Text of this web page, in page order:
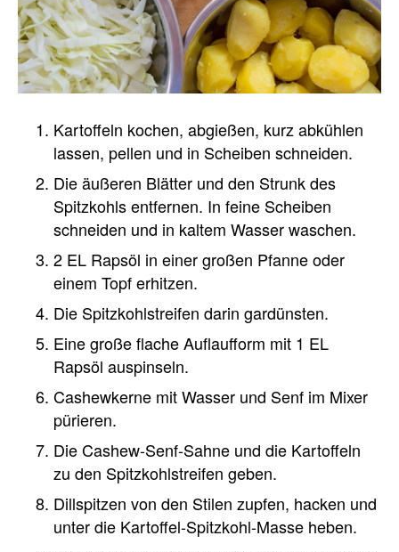
Kartoffeln kochen, abgießen, kurz abkühlen
lassen, pellen und in Scheiben schneiden.
Die äußeren Blätter und den Strunk des
Spitzkohls entfernen. In feine Scheiben
schneiden und in kaltem Wasser waschen.
2 EL Rapsöl in einer großen Pfanne oder
einem Topf erhitzen.
Die Spitzkohlstreifen darin gardünsten.
Eine große flache Auflaufform mit 1 EL
Rapsöl auspinseln.
Cashewkerne mit Wasser und Senf im Mixer
pürieren.
Die Cashew-Senf-Sahne und die Kartoffeln
zu den Spitzkohlstreifen geben.
Dillspitzen von den Stilen zupfen, hacken und
unter die Kartoffel-Spitzkohl-Masse heben.